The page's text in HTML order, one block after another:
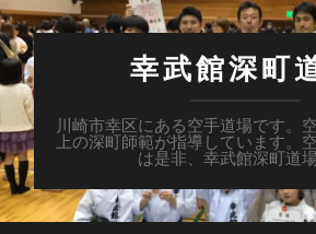
幸武館深町
川崎市幸区にある空手道場です。
上の深町師範が指導しています。
は是非、幸武館深町道場